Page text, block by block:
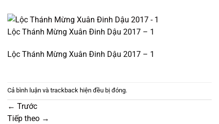
Lộc Thánh Mừng Xuân Đinh Dậu 2017 – 1
Lộc Thánh Mừng Xuân Đinh Dậu 2017 – 1
Cả bình luận và trackback hiện đều bị đóng.
← Trước
Tiếp theo →